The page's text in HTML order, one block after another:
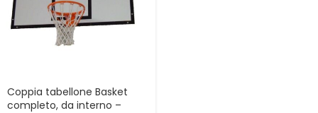
Coppia tabellone Basket
completo, da interno –